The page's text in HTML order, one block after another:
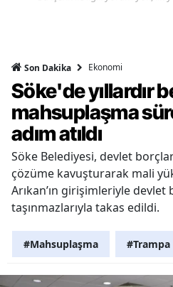
Son Dakika Ekonomi
Söke'de yıllardır
mahsuplaşma
adım atıldı
Söke Belediyesi, devlet
çözüme kavuşturarak mali
Arıkan’ın girişimleriyle devlet
taşınmazlarıyla takas edildi.
#Mahsuplaşma #Trampa